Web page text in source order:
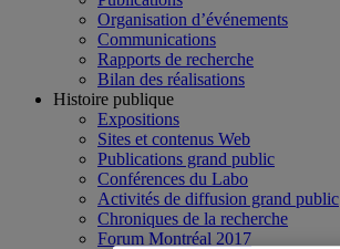
Organisation d’événements
Communications
Rapports de recherche
Bilan des réalisations
Histoire publique
Expositions
Sites et contenus Web
Publications grand public
Conférences du Labo
Activités de diffusion grand public
Chroniques de la recherche
Forum Montréal 2017